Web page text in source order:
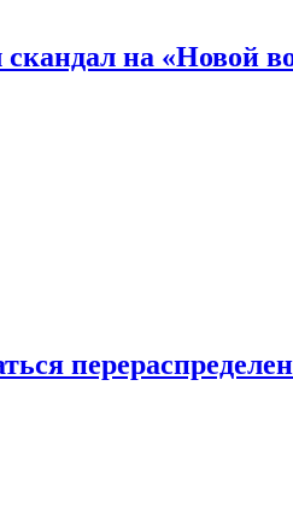
на «Новой